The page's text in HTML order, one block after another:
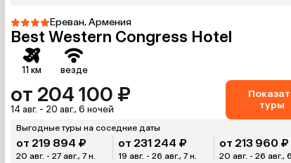
Ереван, Армения
Best Western Congress Hotel
11 км везде
от 204 100 ₽
14 авг. - 20 авг., 6 ночей
туры
Выгодные туры на соседние даты
от 219 894 ₽
20 авг. - 27 авг., 7 н.
от 231 244 ₽
19 авг. - 26 авг., 7 н.
от 213 960 ₽
20 авг. - 26 авг.,